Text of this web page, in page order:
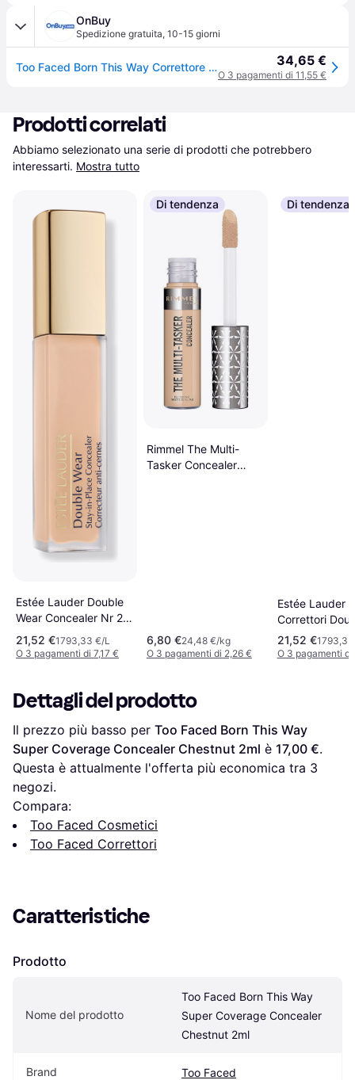
OnBuy
Spedizione gratuita, 10-15 giorni
Too Faced Born This Way Correttore multiuso super coprente | Copertura totale senza oli, lunga durata + idratante 0,06 fl oz, castagna 34,65 €
O 3 pagamenti di 11,55 €
Prodotti correlati
Abbiamo selezionato una serie di prodotti che potrebbero
interessarti. Mostra tutto
Estée Lauder Double
Wear Concealer Nr 2N
Medio Chiaro
21,52 €1793,33 €/L
O 3 pagamenti di 7,17 €
Di tendenza
Rimmel The Multi-
Tasker Concealer
6,80 €24,48 €/kg
O 3 pagamenti di 2,26 €
Di tendenza
Estée Lauder
Correttori
Wear Stay-in-
Concealer
21,52 €
O 3 pagamenti di
Dettagli del prodotto
Il prezzo più basso per Too Faced Born This Way
Super Coverage Concealer Chestnut 2ml è 17,00 €.
Questa è attualmente l'offerta più economica tra 3
negozi.
Compara:
Too Faced Cosmetici
Too Faced Correttori
Caratteristiche
Prodotto
Nome del prodotto
Too Faced Born This Way
Super Coverage Concealer
Chestnut 2ml
Brand Too Faced